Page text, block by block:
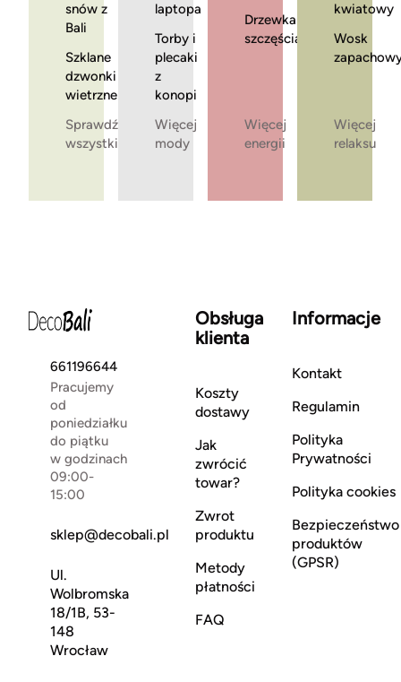
snów z
Bali
Szklane
dzwonki
wietrzne
Sprawdź
wszystkie
laptopa
Torby i
plecaki
z
konopi
Więcej
mody
Drzewka
szczęścia
Więcej
energii
kwiatowy
Wosk
Więcej
relaksu
661196644
Pracujemy
od
poniedziałku
do piątku
w godzinach
09:00-
15:00
sklep@decobali.pl
Ul.
Wolbromska
18/1B, 53-
148
Wrocław
Obsługa
klienta
Koszty
dostawy
Jak
zwrócić
towar?
Zwrot
produktu
Metody
płatności
FAQ
Informacje
Kontakt
Regulamin
Polityka
Prywatności
Polityka cookies
Bezpieczeństwo
produktów
(GPSR)